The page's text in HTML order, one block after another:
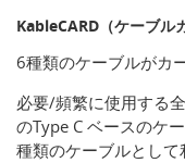
KableCARD（ケーブル
6種類のケーブルがカ
必要/頻繁に使用する
のType C ベースのケ
種類のケーブルとして